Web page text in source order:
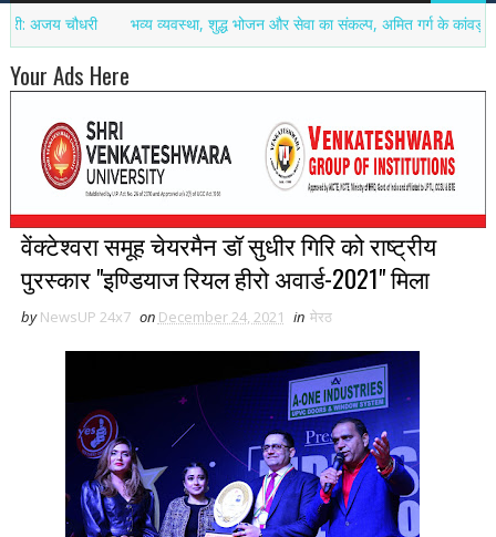
भव्य व्यवस्था, शुद्ध भोजन और सेवा का संकल्प, अमित गर्ग के कांवड़ सेवा
Your Ads Here
वेंक्टेश्वरा समूह चेयरमैन डॉ सुधीर गिरि को राष्ट्रीय
पुरस्कार "इण्डियाज रियल हीरो अवार्ड-2021" मिला
by NewsUP 24x7 on December 24, 2021 in मेरठ